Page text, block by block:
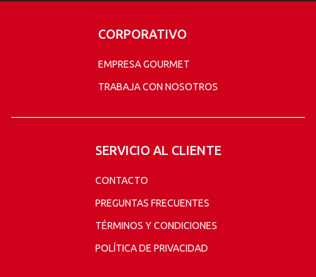
CORPORATIVO
EMPRESA GOURMET
TRABAJA CON NOSOTROS
SERVICIO AL CLIENTE
CONTACTO
PREGUNTAS FRECUENTES
TÉRMINOS Y CONDICIONES
POLÍTICA DE PRIVACIDAD